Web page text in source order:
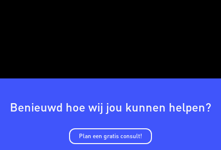
Benieuwd hoe wij jou kunnen helpen?
Plan een gratis consult!